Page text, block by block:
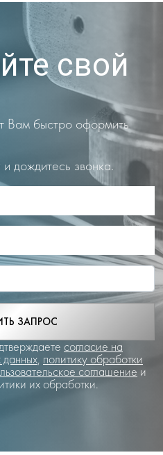
свой
Вам быстро оформить
дождитесь звонка.
ЗАПРОС
согласие на
, политику обработки
соглашение и
их обработки.